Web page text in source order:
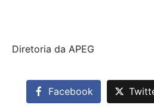
Diretoria da APEG
Facebook